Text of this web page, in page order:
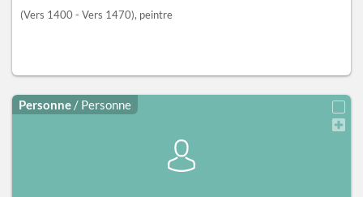
(Vers 1400 - Vers 1470), peintre
Personne / Personne